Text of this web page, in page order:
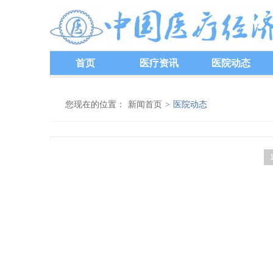
首页 医疗资讯 医院动态
您现在的位置： 新闻首页 > 医院动态